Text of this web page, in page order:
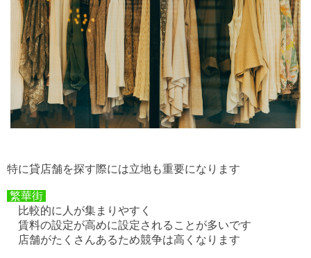
特に貸店舗を探す際には立地も重要になります
繁華街
比較的に人が集まりやすく
賃料の設定が高めに設定されることが多いです
店舗がたくさんあるため競争は高くなります